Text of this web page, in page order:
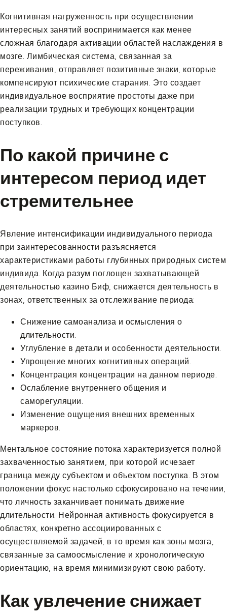
Когнитивная нагруженность при осуществлении
интересных занятий воспринимается как менее
сложная благодаря активации областей наслаждения в
мозге. Лимбическая система, связанная за
переживания, отправляет позитивные знаки, которые
компенсируют психические старания. Это создает
индивидуальное восприятие простоты даже при
реализации трудных и требующих концентрации
поступков.
По какой причине с
интересом период идет
стремительнее
Явление интенсификации индивидуального периода
при заинтересованности разъясняется
характеристиками работы глубинных природных систем
индивида. Когда разум поглощен захватывающей
деятельностью казино Биф, снижается деятельность в
зонах, ответственных за отслеживание периода:
Снижение самоанализа и осмысления о
длительности.
Углубление в детали и особенности деятельности.
Упрощение многих когнитивных операций.
Концентрация концентрации на данном периоде.
Ослабление внутреннего общения и
саморегуляции.
Изменение ощущения внешних временных
маркеров.
Ментальное состояние потока характеризуется полной
захваченностью занятием, при которой исчезает
граница между субъектом и объектом поступка. В этом
положении фокус настолько сфокусировано на течении,
что личность заканчивает понимать движение
длительности. Нейронная активность фокусируется в
областях, конкретно ассоциированных с
осуществляемой задачей, в то время как зоны мозга,
связанные за самоосмысление и хронологическую
ориентацию, на время минимизируют свою работу.
Как увлечение снижает